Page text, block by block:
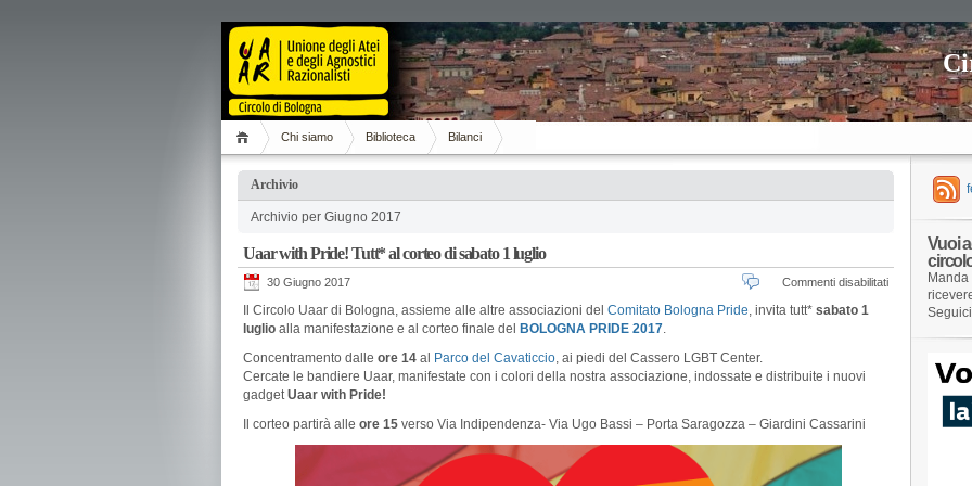
Chi siamo Biblioteca Bilanci
Archivio
Archivio per Giugno 2017
Uaar with Pride! Tutt* al corteo di sabato 1 luglio
30 Giugno 2017 Commenti disabilitati
Uaar
Il Circolo Uaar di Bologna, assieme alle altre associazioni del Comitato Bologna Pride, invita tutt* sabato 1
luglio alla manifestazione e al corteo finale del BOLOGNA PRIDE 2017.
Concentramento dalle ore 14 al Parco del Cavaticcio, ai piedi del Cassero LGBT Center.
Cercate le bandiere Uaar, manifestate con i colori della nostra associazione, indossate e distribuite i nuovi
gadgetUaar with Pride!
Il corteo partirà alle ore 15 verso Via Indipendenza- Via Ugo Bassi – Porta Saragozza – Giardini Cassarini
Vuoi